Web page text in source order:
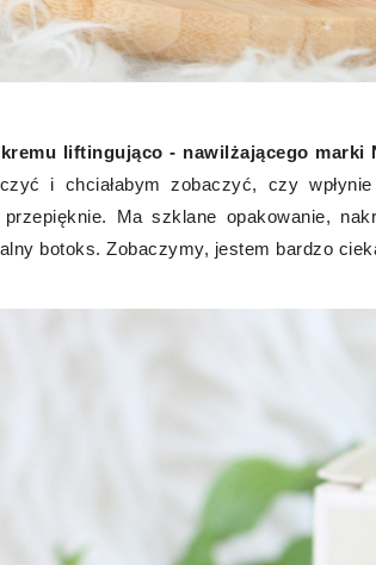
kremu liftingująco - nawilżającego marki
i chciałabym zobaczyć, czy
Ma szklane opakowanie,
botoks. Zobaczymy, jestem bardzo